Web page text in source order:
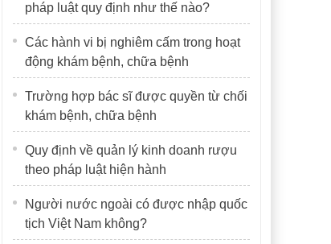
pháp luật quy định như thế nào?
Các hành vi bị nghiêm cấm trong hoạt
động khám bệnh, chữa bệnh
Trường hợp bác sĩ được quyền từ chối
khám bệnh, chữa bệnh
Quy định về quản lý kinh doanh rượu
theo pháp luật hiện hành
Người nước ngoài có được nhập quốc
tịch Việt Nam không?